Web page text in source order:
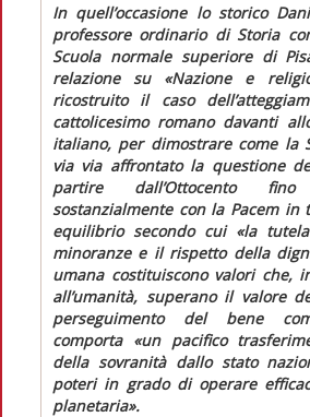
In quell’occasione lo storico
professore ordinario di Storia
Scuola normale superiore di
relazione su «Nazione e
ricostruito il caso
cattolicesimo romano davanti
italiano, per dimostrare come la
via via affrontato la questione
partire dall’Ottocento
sostanzialmente con la Pacem in
equilibrio secondo cui «la
minoranze e il rispetto della
umana costituiscono valori che,
all’umanità, superano il valore
perseguimento del bene
comporta«un pacifico
della sovranità dallo stato
poteri in grado di operare
planetaria».